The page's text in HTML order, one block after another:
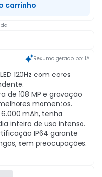
carrinho
Resumo gerado por IA
120Hz com cores
de 108 MP e gravação
momentos.
mAh, tenha
inteiro de uso intenso.
IP64 garante
sem preocupações.